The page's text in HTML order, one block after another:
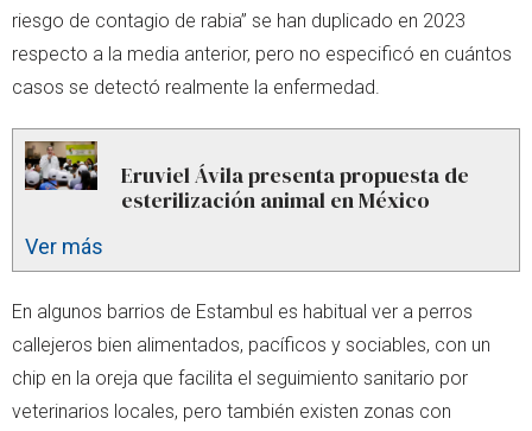
riesgo de contagio de rabia” se han duplicado en 2023
respecto a la media anterior, pero no especificó en cuántos
casos se detectó realmente la enfermedad.
Eruviel Ávila presenta propuesta de
esterilización animal en México
Ver más
En algunos barrios de Estambul es habitual ver a perros
callejeros bien alimentados, pacíficos y sociables, con un
chip en la oreja que facilita el seguimiento sanitario por
veterinarios locales, pero también existen zonas con